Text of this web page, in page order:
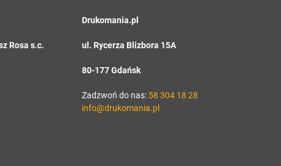
Rosa s.c.
Drukomania.pl
ul. Rycerza Blizbora 15A
80-177 Gdańsk
Zadzwoń do nas: 58 304 18 28
info@drukomania.pl